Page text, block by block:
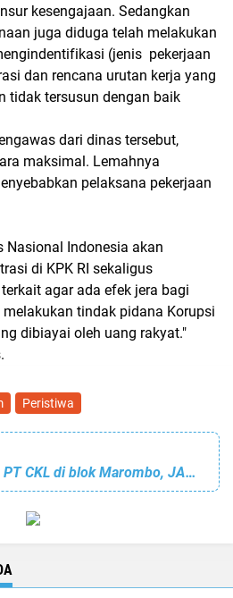
kesengajaan. Sedangkan
juga diduga telah melakukan
(jenis pekerjaan
dan rencana urutan kerja yang
tidak tersusun dengan baik
dari dinas tersebut,
maksimal. Lemahnya
pelaksana pekerjaan
Nasional Indonesia akan
di KPK RI sekaligus
agar ada efek jera bagi
tindak pidana Korupsi
dibiayai oleh uang rakyat."
Peristiwa
Aktivitas Ilegal Mining PT CKL di blok Marombo, JAM Indonesia Menilai Kebal Hukum.